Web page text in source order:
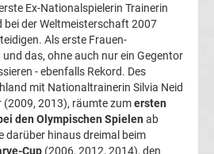
Ex-Nationalspielerin Trainerin
bei der Weltmeisterschaft 2007
Als erste Frauen-
das, ohne auch nur ein Gegentor
- ebenfalls Rekord. Des
mit Nationaltrainerin Silvia Neid
2013), räumte zumersten
den Olympischen Spielen ab
darüber hinaus dreimal beim
Cup (2006, 2012, 2014), den